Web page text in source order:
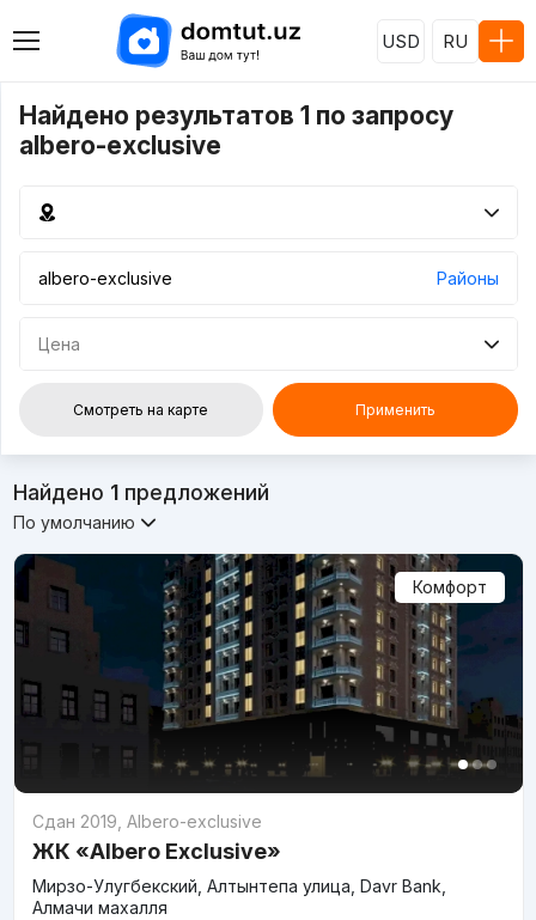
USD RU
Найдено результатов 1 по запросу
albero-exclusive
Районы
Цена
Смотреть на карте Применить
Найдено 1предложений
По умолчанию
Комфорт
Сдан 2019 Albero-exclusive
ЖК «Albero Exclusive»
Мирзо-Улугбекский, Алтынтепа улица, Davr Bank,
Алмачи махалля